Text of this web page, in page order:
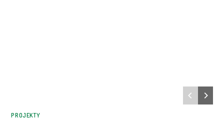
PROJEKTY